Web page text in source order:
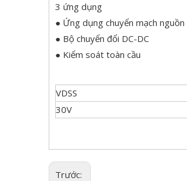
3 ứng dụng
● Ứng dụng chuyển mạch nguồn
● Bộ chuyển đổi DC-DC
● Kiểm soát toàn cầu
VDSS
30V
Trước: